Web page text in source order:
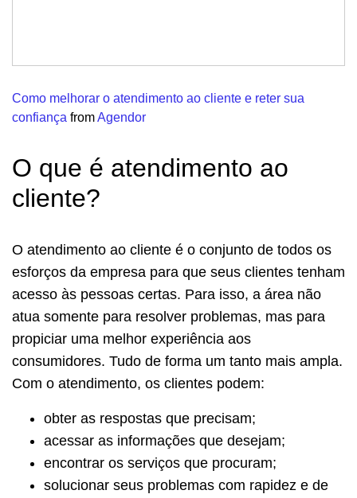
Como melhorar o atendimento ao cliente e reter sua
confiança fromAgendor
O que é atendimento ao
cliente?
O atendimento ao cliente é o conjunto de todos os
esforços da empresa para que seus clientes tenham
acesso às pessoas certas. Para isso, a área não
atua somente para resolver problemas, mas para
propiciar uma melhor experiência aos
consumidores. Tudo de forma um tanto mais ampla.
Com o atendimento, os clientes podem:
obter as respostas que precisam;
acessar as informações que desejam;
encontrar os serviços que procuram;
solucionar seus problemas com rapidez e de